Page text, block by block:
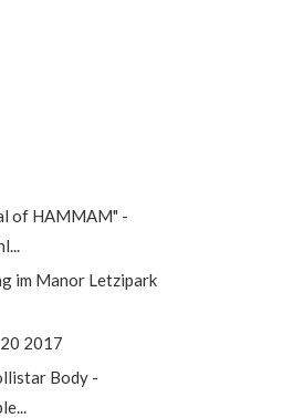
of HAMMAM" -
im Manor Letzipark
2017
Body -